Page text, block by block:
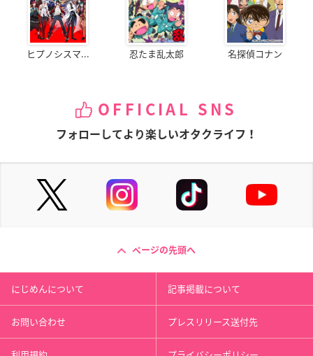
ヒプノシスマ... 忍たま乱太郎 名探偵コナン
OFFICIAL SNS
フォローしてより楽しいオタクライフ！
ページの先頭へ
にじめんについて 記事掲載について
お問い合わせ プレスリリース送付先